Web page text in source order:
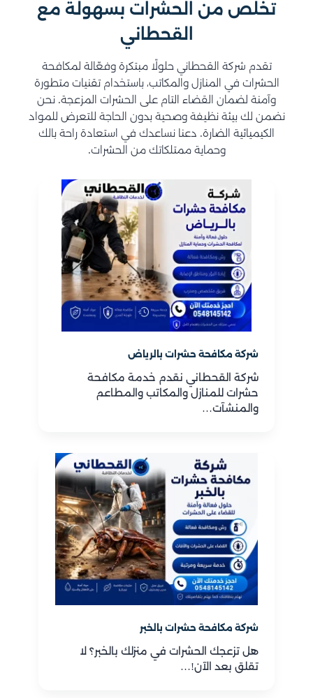
تخلص من الحشرات بسهولة مع
القحطاني
تقدم شركة القحطاني حلولًا مبتكرة وفعّالة لمكافحة
الحشرات في المنازل والمكاتب، باستخدام تقنيات متطورة
وآمنة لضمان القضاء التام على الحشرات المزعجة. نحن
نضمن لك بيئة نظيفة وصحية بدون الحاجة للتعرض للمواد
الكيميائية الضارة. دعنا نساعدك في استعادة راحة بالك
وحماية ممتلكاتك من الحشرات.
شركة مكافحة حشرات بالرياض
شركة القحطاني نقدم خدمة مكافحة
حشرات للمنازل والمكاتب والمطاعم
والمنشآت…
شركة مكافحة حشرات بالخبر
هل تزعجك الحشرات في منزلك بالخبر؟ لا
تقلق بعد الآن!…